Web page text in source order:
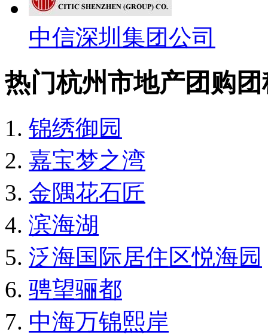
中信深圳集团公司
热门杭州市地产团购
锦绣御园
嘉宝梦之湾
金隅花石匠
滨海湖
泛海国际居住区悦海园
骋望骊都
中海万锦熙岸